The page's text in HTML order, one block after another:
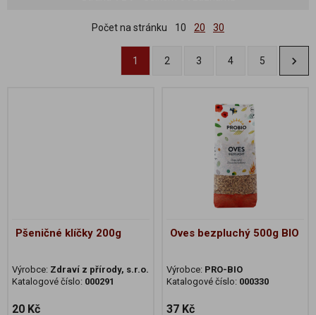
Počet na stránku 10 20 30
1 2 3 4 5
Pšeničné klíčky 200g
Výrobce: Zdraví z přírody, s.r.o.
Katalogové číslo: 000291
20 Kč
Oves bezpluchý 500g BIO
Výrobce: PRO-BIO
Katalogové číslo: 000330
37 Kč